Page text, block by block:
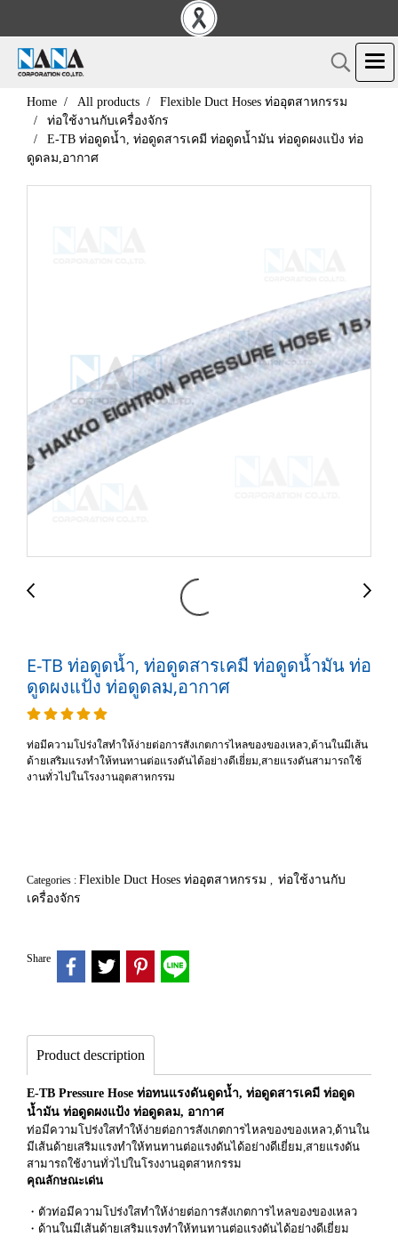
Home All products
Flexible Duct Hoses ท่ออุตสาหกรรม
ท่อใช้งานกับเครื่องจักร
E-TB ท่อดูดน้ำ, ท่อดูดสารเคมี ท่อดูดน้ำมัน ท่อดูดผงแป้ง ท่อ
ดูดลม,อากาศ
E-TB ท่อดูดน้ำ, ท่อดูดสารเคมี ท่อดูดน้ำมัน ท่อ
ดูดผงแป้ง ท่อดูดลม,อากาศ
ท่อมีความโปร่งใสทำให้ง่ายต่อการสังเกตการไหลของของเหลว,ด้านในมีเส้น
ด้ายเสริมแรงทำให้ทนทานต่อแรงดันได้อย่างดีเยี่ยม,สายแรงดันสามารถใช้
งานทั่วไปในโรงงานอุตสาหกรรม
Categories : Flexible Duct Hoses ท่ออุตสาหกรรม , ท่อใช้งานกับ
เครื่องจักร
Share
Product description
E-TB Pressure Hose ท่อทนแรงดันดูดน้ำ, ท่อดูดสารเคมี ท่อดูด
น้ำมัน ท่อดูดผงแป้ง ท่อดูดลม, อากาศ
ท่อมีความโปร่งใสทำให้ง่ายต่อการสังเกตการไหลของของเหลว,ด้านใน
มีเส้นด้ายเสริมแรงทำให้ทนทานต่อแรงดันได้อย่างดีเยี่ยม,สายแรงดัน
สามารถใช้งานทั่วไปในโรงงานอุตสาหกรรม
คุณลักษณะเด่น
・ตัวท่อมีความโปร่งใสทำให้ง่ายต่อการสังเกตการไหลของของเหลว
・ด้านในมีเส้นด้ายเสริมแรงทำให้ทนทานต่อแรงดันได้อย่างดีเยี่ยม